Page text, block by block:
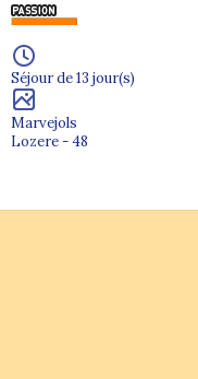
Séjour de 13 jour(s)
Marvejols
Lozere - 48